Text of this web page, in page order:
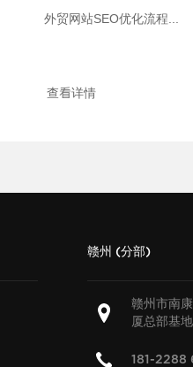
外贸网站SEO优化流程...
查看详情
赣州 (分部)
赣州市南
厦总部基地
181-2288